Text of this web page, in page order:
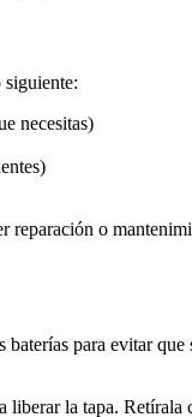
siguiente:
necesitas)
reparación o
baterías para evitar que
liberar la tapa.